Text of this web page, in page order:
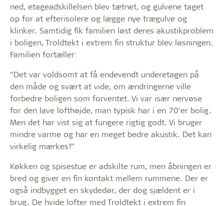
ned, etageadskillelsen blev tætnet, og gulvene taget
op for at efterisolere og lægge nye trægulve og
klinker. Samtidig fik familien løst deres akustikproblem
i boligen, Troldtekt i ­extrem fin struktur blev løsningen.
Familien fortæller:
”Det var voldsomt at få endevendt underetagen på
den måde og svært at vide, om ændringerne ville
forbedre boligen som forventet. Vi var især nervøse
for den lave lofthøjde, man ­typisk har i en 70’er bolig.
Men det har vist sig at fungere rigtig godt. Vi bruger
mindre varme og har en meget bedre akustik. Det kan
virkelig mærkes!”
Køkken og spisestue er adskilte rum, men åbningen er
bred og giver en fin kontakt mellem rummene. Der er
også indbygget en skydedør, der dog sjældent er i
brug. De hvide lofter med Troldtekt i extrem fin